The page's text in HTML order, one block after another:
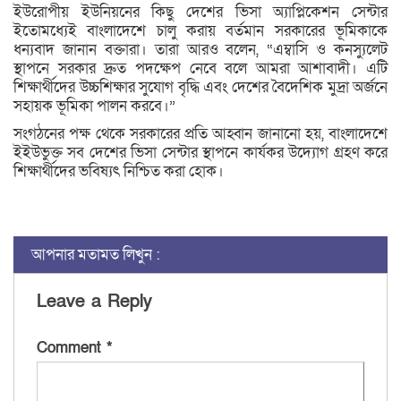
ইউরোপীয় ইউনিয়নের কিছু দেশের ভিসা অ্যাপ্লিকেশন সেন্টার
ইতোমধ্যেই বাংলাদেশে চালু করায় বর্তমান সরকারের ভূমিকাকে
ধন্যবাদ জানান বক্তারা। তারা আরও বলেন, “এম্বাসি ও কনস্যুলেট
স্থাপনে সরকার দ্রুত পদক্ষেপ নেবে বলে আমরা আশাবাদী। এটি
শিক্ষার্থীদের উচ্চশিক্ষার সুযোগ বৃদ্ধি এবং দেশের বৈদেশিক মুদ্রা অর্জনে
সহায়ক ভূমিকা পালন করবে।”
সংগঠনের পক্ষ থেকে সরকারের প্রতি আহ্বান জানানো হয়, বাংলাদেশে
ইইউভুক্ত সব দেশের ভিসা সেন্টার স্থাপনে কার্যকর উদ্যোগ গ্রহণ করে
শিক্ষার্থীদের ভবিষ্যৎ নিশ্চিত করা হোক।
আপনার মতামত লিখুন :
Leave a Reply
Comment *